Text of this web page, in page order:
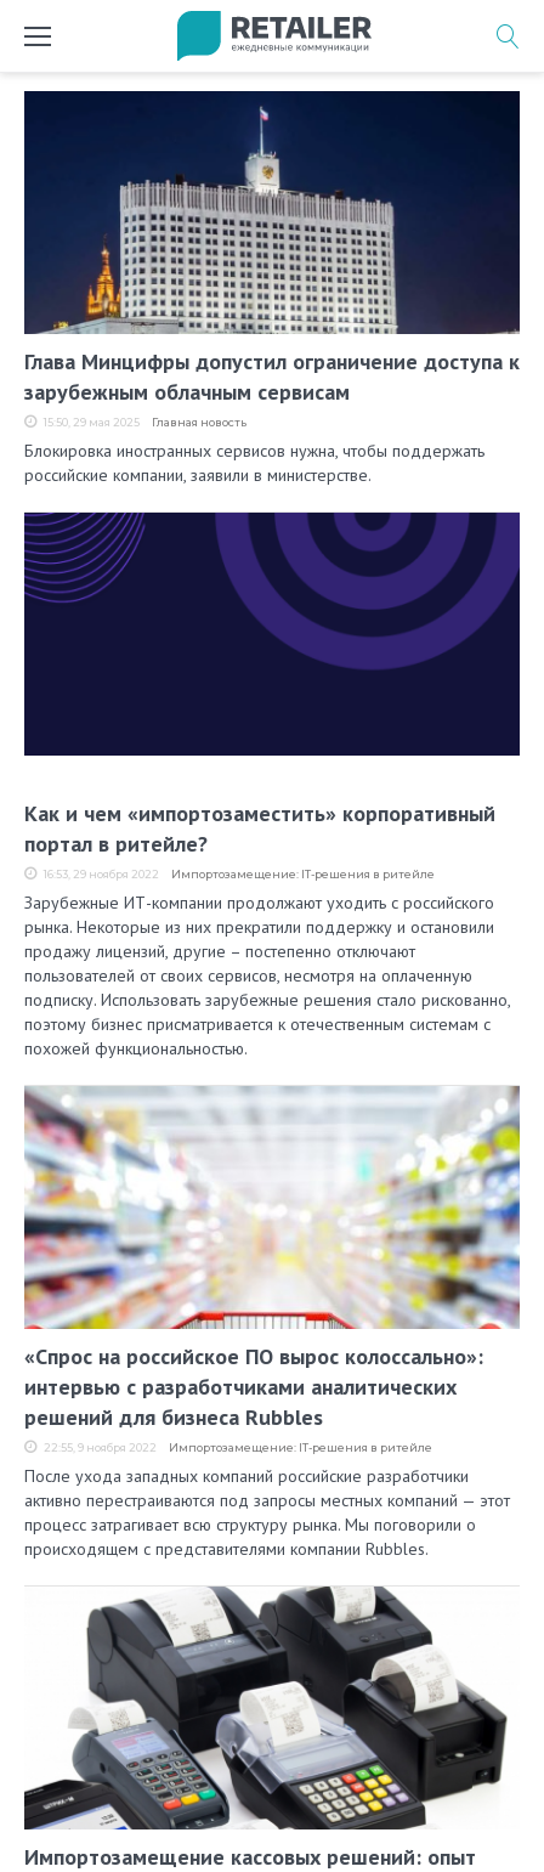
импортозамещение
Глава Минцифры допустил ограничение доступа к
зарубежным облачным сервисам
15:50, 29 мая 2025 Главная новость
Блокировка иностранных сервисов нужна, чтобы поддержать
российские компании, заявили в министерстве.
Как и чем «импортозаместить» корпоративный
портал в ритейле?
16:53, 29 ноября 2022 Импортозамещение: IT-решения в ритейле
Зарубежные ИТ-компании продолжают уходить с российского
рынка. Некоторые из них прекратили поддержку и остановили
продажу лицензий, другие – постепенно отключают
пользователей от своих сервисов, несмотря на оплаченную
подписку. Использовать зарубежные решения стало рискованно,
поэтому бизнес присматривается к отечественным системам с
похожей функциональностью.
«Спрос на российское ПО вырос колоссально»:
интервью с разработчиками аналитических
решений для бизнеса Rubbles
22:55, 9 ноября 2022 Импортозамещение: IT-решения в ритейле
После ухода западных компаний российские разработчики
активно перестраиваются под запросы местных компаний — этот
процесс затрагивает всю структуру рынка. Мы поговорили о
происходящем с представителями компании Rubbles.
Импортозамещение кассовых решений: опыт